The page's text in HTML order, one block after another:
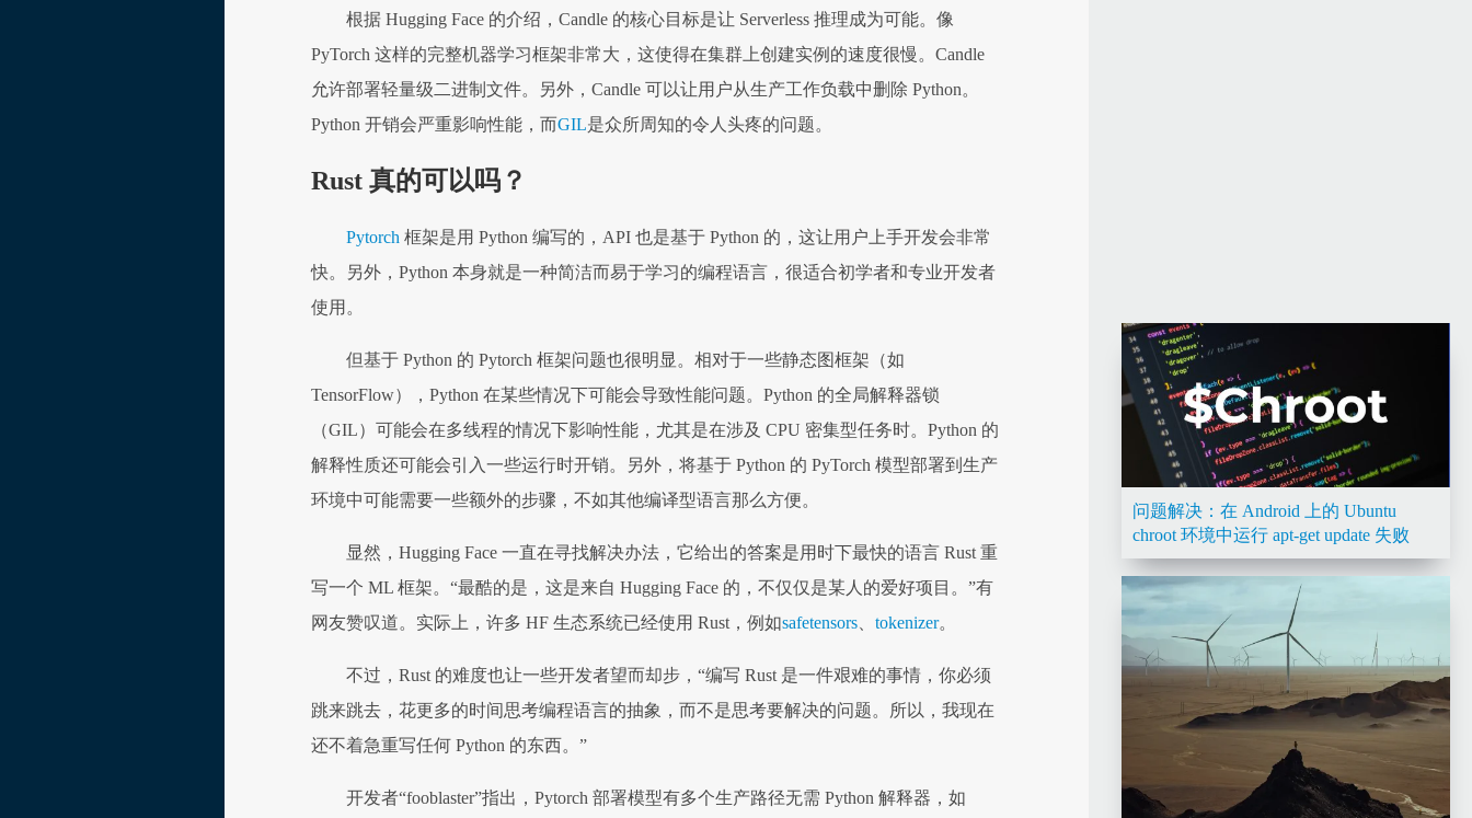
根据 Hugging Face 的介绍，Candle 的核心目标是让 Serverless 推理成为可能。像
PyTorch 这样的完整机器学习框架非常大，这使得在集群上创建实例的速度很慢。Candle
允许部署轻量级二进制文件。另外，Candle 可以让用户从生产工作负载中删除 Python。
Python 开销会严重影响性能，而GIL是众所周知的令人头疼的问题。
Rust 真的可以吗？
Pytorch 框架是用 Python 编写的，API 也是基于 Python 的，这让用户上手开发会非常
快。另外，Python 本身就是一种简洁而易于学习的编程语言，很适合初学者和专业开发者
使用。
但基于 Python 的 Pytorch 框架问题也很明显。相对于一些静态图框架（如
TensorFlow），Python 在某些情况下可能会导致性能问题。Python 的全局解释器锁
（GIL）可能会在多线程的情况下影响性能，尤其是在涉及 CPU 密集型任务时。Python 的
解释性质还可能会引入一些运行时开销。另外，将基于 Python 的 PyTorch 模型部署到生产
环境中可能需要一些额外的步骤，不如其他编译型语言那么方便。
显然，Hugging Face 一直在寻找解决办法，它给出的答案是用时下最快的语言 Rust 重
写一个 ML 框架。“最酷的是，这是来自 Hugging Face 的，不仅仅是某人的爱好项目。”有
网友赞叹道。实际上，许多 HF 生态系统已经使用 Rust，例如safetensors、 tokenizer。
不过，Rust 的难度也让一些开发者望而却步，“编写 Rust 是一件艰难的事情，你必须
跳来跳去，花更多的时间思考编程语言的抽象，而不是思考要解决的问题。所以，我现在
还不着急重写任何 Python 的东西。”
开发者“fooblaster”指出，Pytorch 部署模型有多个生产路径无需 Python 解释器，如
问题解决：在 Android 上的 Ubuntu
chroot 环境中运行 apt-get update 失败